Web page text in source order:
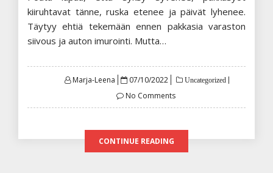
kiiruhtavat tänne, ruska etenee ja päivät lyhenee.
Täytyy ehtiä tekemään ennen pakkasia varaston
siivous ja auton imurointi. Mutta…
Marja-Leena
Posted
07/10/2022 Uncategorized
No Comments
CONTINUE READING